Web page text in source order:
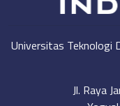
Universitas Teknologi
Jl. Raya